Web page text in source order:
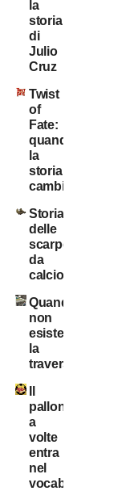
la
storia
di
Julio
Cruz
Twist
of
Fate:
quando
la
storia
cambia
Storia
delle
scarpe
da
calcio
Quando
non
esisteva
la
traversa
pallone
a
volte
entra
nel
vocabolario